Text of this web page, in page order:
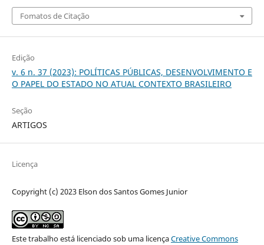
Fomatos de Citação
Edição
v. 6 n. 37 (2023): POLÍTICAS PÚBLICAS, DESENVOLVIMENTO E
O PAPEL DO ESTADO NO ATUAL CONTEXTO BRASILEIRO
Seção
ARTIGOS
Licença
Copyright (c) 2023 Elson dos Santos Gomes Junior
Este trabalho está licenciado sob uma licençaCreative Commons